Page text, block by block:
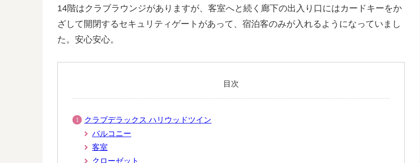
14階はクラブラウンジがありますが、客室へと続く廊下の出入り口にはカードキーをか
ざして開閉するセキュリティゲートがあって、宿泊客のみが入れるようになっていまし
た。安心安心。
目次
クラブデラックス ハリウッドツイン
バルコニー
客室
クローゼット